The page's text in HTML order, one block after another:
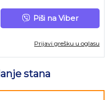
Piši na Viber
Prijavi grešku u oglasu
stana